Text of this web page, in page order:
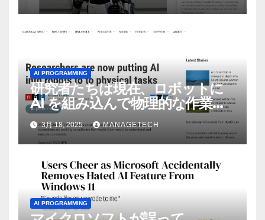
AI PROGRAMMING
研究者たちは現在、ロボットに
AI を組み込んで物理的な作業を
実行させている | ノーザン パブ
リック ラジオ: WNIJ および
WNIU
3月 18, 2025 MANAGETECH
AI PROGRAMMING